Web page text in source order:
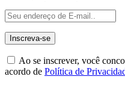
Ao se inscrever, você
acordo de Política de